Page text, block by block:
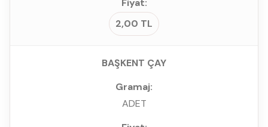
2,00 TL
BAŞKENT ÇAY
ADET